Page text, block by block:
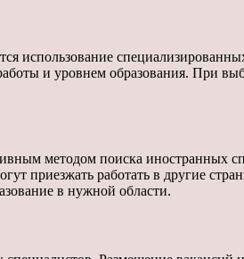
использование
и уровнем образования. При
методом поиска иностранных
приезжать работать в другие
в нужной области.